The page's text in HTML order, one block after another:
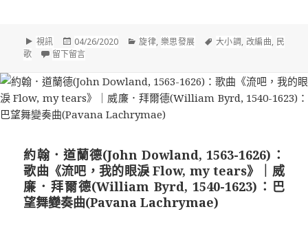
格
式
視訊
發
佈
04/26/2020
分
旋律, 樂思發展
標
大小調, 改編曲, 民
歌
留下留言在 柴可夫斯基(Tchaikovsky, 1840-1893)：弦樂小夜曲
約翰．道蘭德(John Dowland, 1563-1626)：
歌曲《流吧，我的眼淚 Flow, my tears》｜威
廉．拜爾德(William Byrd, 1540-1623)：巴
望舞變奏曲(Pavana Lachrymae)